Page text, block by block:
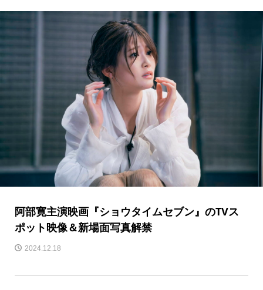
阿部寛主演映画『ショウタイムセブン』のTVス
ポット映像＆新場面写真解禁
2024.12.18